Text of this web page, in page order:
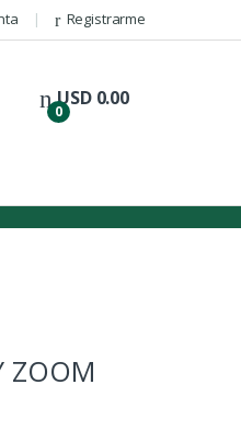
Registrarme
0
USD 0.00
ZOOM